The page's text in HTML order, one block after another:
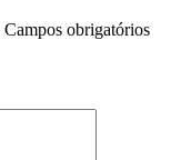
Campos obrigatórios